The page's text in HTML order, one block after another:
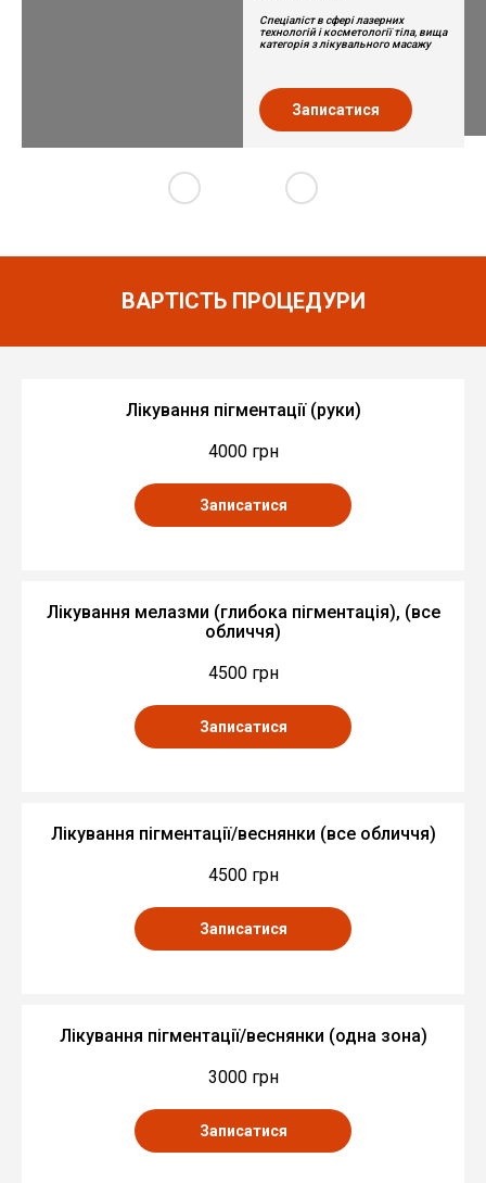
Спеціаліст в сфері лазерних
технологій і косметології тіла, вища
категорія з лікувального масажу
Записатися
ВАРТІСТЬ ПРОЦЕДУРИ
Лікування пігментації (руки)
4000 грн
Записатися
Лікування мелазми (глибока пігментація), (все
обличчя)
4500 грн
Записатися
Лікування пігментації/веснянки (все обличчя)
4500 грн
Записатися
Лікування пігментації/веснянки (одна зона)
3000 грн
Записатися